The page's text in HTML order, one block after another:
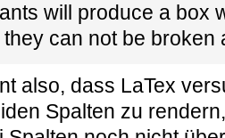
will produce a box
they can not be
also, dass LaTex
Spalten zu